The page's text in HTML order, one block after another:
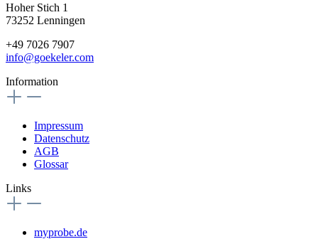
Hoher Stich 1
73252 Lenningen
+49 7026 7907
info@goekeler.com
Information
Impressum
Datenschutz
AGB
Glossar
Links
myprobe.de